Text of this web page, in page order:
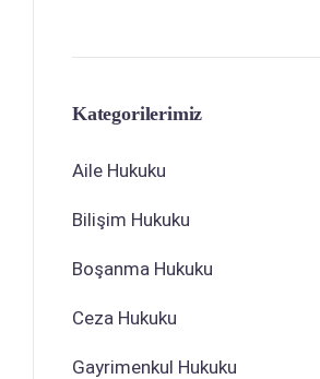
Kategorilerimiz
Aile Hukuku
Bilişim Hukuku
Boşanma Hukuku
Ceza Hukuku
Gayrimenkul Hukuku